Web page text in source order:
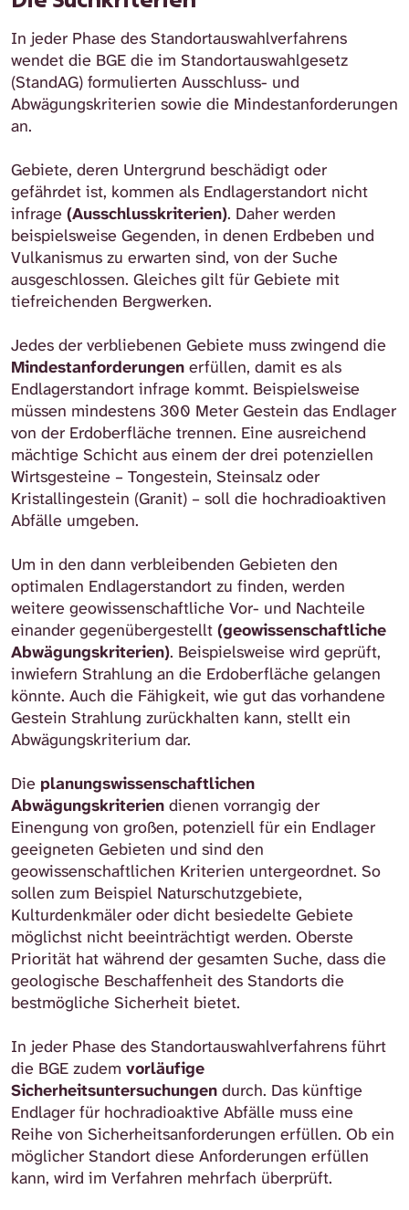
In jeder Phase des Standortauswahlverfahrens
wendet die BGE die im Standortauswahlgesetz
(StandAG) formulierten Ausschluss- und
Abwägungskriterien sowie die Mindestanforderungen
an.
Gebiete, deren Untergrund beschädigt oder
gefährdet ist, kommen als Endlagerstandort nicht
infrage (Ausschlusskriterien). Daher werden
beispielsweise Gegenden, in denen Erdbeben und
Vulkanismus zu erwarten sind, von der Suche
ausgeschlossen. Gleiches gilt für Gebiete mit
tiefreichenden Bergwerken.
Jedes der verbliebenen Gebiete muss zwingend die
Mindestanforderungen erfüllen, damit es als
Endlagerstandort infrage kommt. Beispielsweise
müssen mindestens 300 Meter Gestein das Endlager
von der Erdoberfläche trennen. Eine ausreichend
mächtige Schicht aus einem der drei potenziellen
Wirtsgesteine – Tongestein, Steinsalz oder
Kristallingestein (Granit) – soll die hochradioaktiven
Abfälle umgeben.
Um in den dann verbleibenden Gebieten den
optimalen Endlagerstandort zu finden, werden
weitere geowissenschaftliche Vor- und Nachteile
einander gegenübergestellt (geowissenschaftliche
Abwägungskriterien). Beispielsweise wird geprüft,
inwiefern Strahlung an die Erdoberfläche gelangen
könnte. Auch die Fähigkeit, wie gut das vorhandene
Gestein Strahlung zurückhalten kann, stellt ein
Abwägungskriterium dar.
Die planungswissenschaftlichen
Abwägungskriterien dienen vorrangig der
Einengung von großen, potenziell für ein Endlager
geeigneten Gebieten und sind den
geowissenschaftlichen Kriterien untergeordnet. So
sollen zum Beispiel Naturschutzgebiete,
Kulturdenkmäler oder dicht besiedelte Gebiete
möglichst nicht beeinträchtigt werden. Oberste
Priorität hat während der gesamten Suche, dass die
geologische Beschaffenheit des Standorts die
bestmögliche Sicherheit bietet.
In jeder Phase des Standortauswahlverfahrens führt
die BGE zudem vorläufige
Sicherheitsuntersuchungen durch. Das künftige
Endlager für hochradioaktive Abfälle muss eine
Reihe von Sicherheitsanforderungen erfüllen. Ob ein
möglicher Standort diese Anforderungen erfüllen
kann, wird im Verfahren mehrfach überprüft.